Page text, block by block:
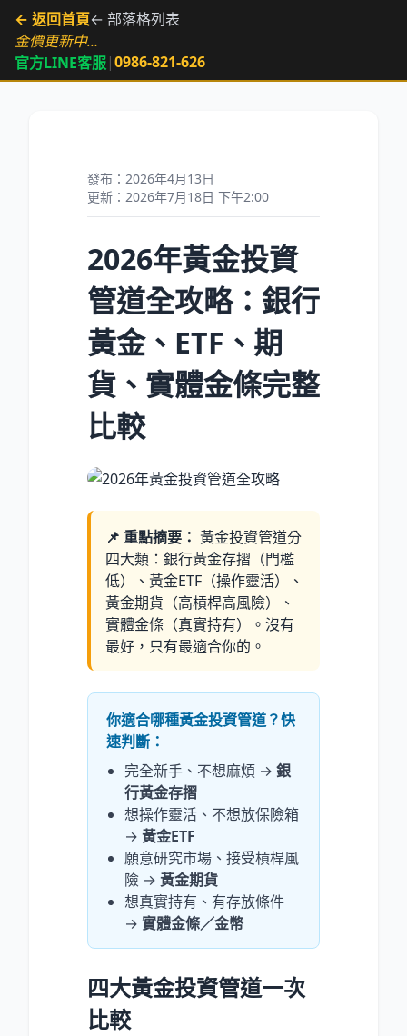
← 返回首頁← 部落格列表
金價更新中…
官方LINE客服|0986-821-626
發布：2026年4月13日
更新：2026年7月18日 下午2:00
2026年黃金投資
管道全攻略：銀行
黃金、ETF、期
貨、實體金條完整
比較
📌 重點摘要： 黃金投資管道分
四大類：銀行黃金存摺（門檻
低）、黃金ETF（操作靈活）、
黃金期貨（高槓桿高風險）、
實體金條（真實持有）。沒有
最好，只有最適合你的。
你適合哪種黃金投資管道？快
速判斷：
完全新手、不想麻煩 → 銀
行黃金存摺
想操作靈活、不想放保險箱
→ 黃金ETF
願意研究市場、接受槓桿風
險 → 黃金期貨
想真實持有、有存放條件
→ 實體金條／金幣
四大黃金投資管道一次
比較